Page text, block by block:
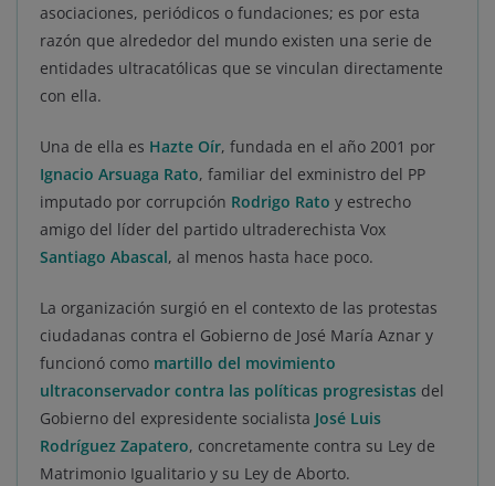
asociaciones, periódicos o fundaciones; es por esta
razón que alrededor del mundo existen una serie de
entidades ultracatólicas que se vinculan directamente
con ella.
Una de ella es Hazte Oír, fundada en el año 2001 por
Ignacio Arsuaga Rato, familiar del exministro del PP
imputado por corrupción Rodrigo Rato y estrecho
amigo del líder del partido ultraderechista Vox
Santiago Abascal, al menos hasta hace poco.
La organización surgió en el contexto de las protestas
ciudadanas contra el Gobierno de José María Aznar y
funcionó como martillo del movimiento
ultraconservador contra las políticas progresistas del
Gobierno del expresidente socialista José Luis
Rodríguez Zapatero, concretamente contra su Ley de
Matrimonio Igualitario y su Ley de Aborto.